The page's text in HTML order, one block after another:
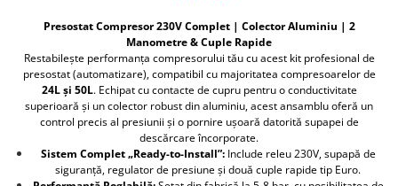
Macarale și vinciuri
Masini de gaurit si Insurubat
Motoare electrice
Pistol de Lipit
Polizoare
Taiat gresie si faianta
Uz intern
Ventilatoare radiatoare
umidificatoare
Presostat Compresor 230V Complet | Colector Aluminiu | 2
Manometre & Cuple Rapide
Restabilește performanța compresorului tău cu acest kit profesional de
presostat (automatizare), compatibil cu majoritatea compresoarelor de
24L și 50L. Echipat cu contacte de cupru pentru o conductivitate
superioară și un colector robust din aluminiu, acest ansamblu oferă un
control precis al presiunii și o pornire ușoară datorită supapei de
descărcare încorporate.
Sistem Complet „Ready-to-Install”:Include releu 230V, supapă de
siguranță, regulator de presiune și două cuple rapide tip Euro.